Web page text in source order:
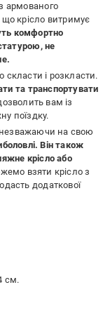
армованого
що крісло витримує
комфортно
не
скласти і розкласти.
та транспортувати
вам із
поїздку.
на свою
Він також
крісло або
взяти крісло з
додаткової
см.